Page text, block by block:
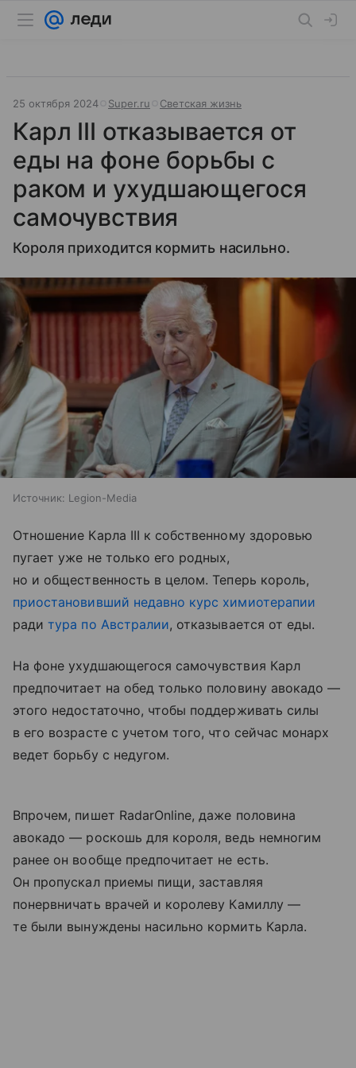
25 октября 2024 Super.ru Светская жизнь
Карл III отказывается от
еды на фоне борьбы с
раком и ухудшающегося
самочувствия
Короля приходится кормить насильно.
Источник: Legion-Media
Отношение Карла III к собственному здоровью
пугает уже не только его родных,
но и общественность в целом. Теперь король,
приостановивший недавно курс химиотерапии
радитура по Австралии, отказывается от еды.
На фоне ухудшающегося самочувствия Карл
предпочитает на обед только половину авокадо —
этого недостаточно, чтобы поддерживать силы
в его возрасте с учетом того, что сейчас монарх
ведет борьбу с недугом.
Впрочем, пишет RadarOnline, даже половина
авокадо — роскошь для короля, ведь немногим
ранее он вообще предпочитает не есть.
Он пропускал приемы пищи, заставляя
понервничать врачей и королеву Камиллу —
те были вынуждены насильно кормить Карла.